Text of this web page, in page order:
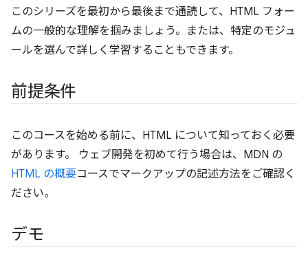
このシリーズを最初から最後まで通読して、HTML フォー
ムの一般的な理解を掴みましょう。または、特定のモジュ
ールを選んで詳しく学習することもできます。
前提条件
このコースを始める前に、HTML について知っておく必要
があります。 ウェブ開発を初めて行う場合は、MDN の
HTML の概要コースでマークアップの記述方法をご確認く
ださい。
デモ